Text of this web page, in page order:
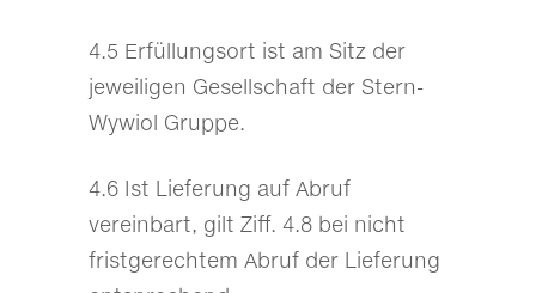
4.5 Erfüllungsort ist am Sitz der
jeweiligen Gesellschaft der Stern-
Wywiol Gruppe.
4.6 Ist Lieferung auf Abruf
vereinbart, gilt Ziff. 4.8 bei nicht
fristgerechtem Abruf der Lieferung